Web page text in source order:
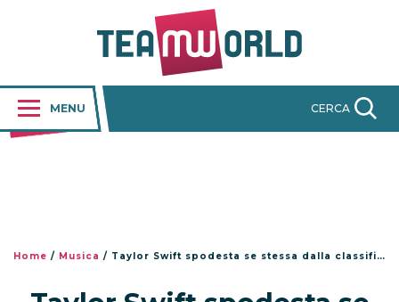
MENU CERCA
Home / Musica / Taylor Swift spodesta se stessa dalla classifica ed entra così nella storia!